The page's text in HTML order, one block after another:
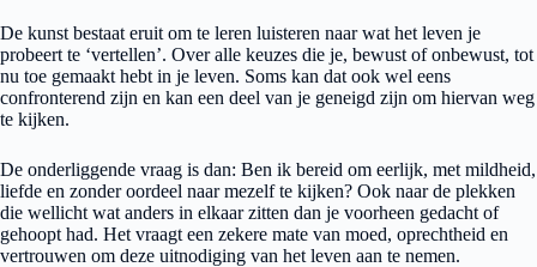
De kunst bestaat eruit om te leren luisteren naar wat het leven je
probeert te ‘vertellen’. Over alle keuzes die je, bewust of onbewust, tot
nu toe gemaakt hebt in je leven. Soms kan dat ook wel eens
confronterend zijn en kan een deel van je geneigd zijn om hiervan weg
te kijken.
De onderliggende vraag is dan: Ben ik bereid om eerlijk, met mildheid,
liefde en zonder oordeel naar mezelf te kijken? Ook naar de plekken
die wellicht wat anders in elkaar zitten dan je voorheen gedacht of
gehoopt had. Het vraagt een zekere mate van moed, oprechtheid en
vertrouwen om deze uitnodiging van het leven aan te nemen.